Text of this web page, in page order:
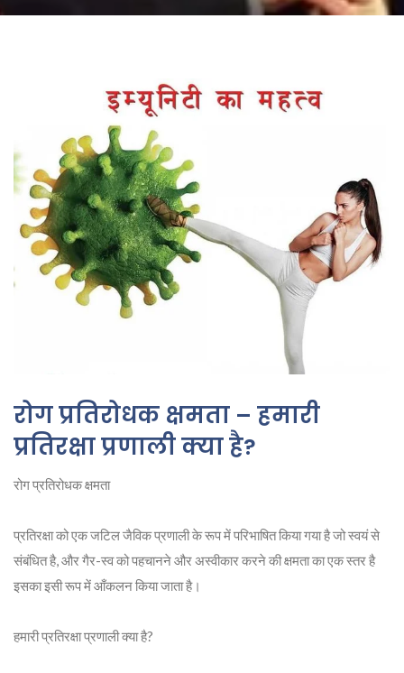
रोग प्रतिरोधक क्षमता – हमारी
प्रतिरक्षा प्रणाली क्या है?
रोग प्रतिरोधक क्षमता
प्रतिरक्षा को एक जटिल जैविक प्रणाली के रूप में परिभाषित किया गया है जो स्वयं से
संबंधित है, और गैर-स्व को पहचानने और अस्वीकार करने की क्षमता का एक स्तर है
इसका इसी रूप में आँकलन किया जाता है।
हमारी प्रतिरक्षा प्रणाली क्या है?